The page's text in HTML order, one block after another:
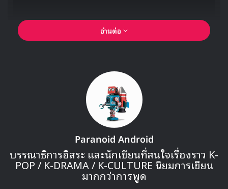
ล่าสุด BPM ได้ปล่อยคลิปการแสดงของ BADVILLAIN ในเพลง
Hurricane ออกมา และเป็นครั้งแรกที่เปิดเผยให้เห็นโฉมหน้า
ของสมาชิกวงทั้ง 7 คน ซึ่งตรงตามข่าวลือด้วยการปรากฎตัวของ
เอมม่า ซง และ 3 อดีตผู้เข้าแข่งขันจากรายการ My Teenage
Girl ทั้ง คิมอินฮเย, คิมยุนซอ และ ชินเยซึล
อ่านต่อ
Paranoid Android
บรรณาธิการอิสระ และนักเขียนที่สนใจเรื่องราว K-
POP / K-DRAMA / K-CULTURE นิยมการเขียน
มากกว่าการพูด